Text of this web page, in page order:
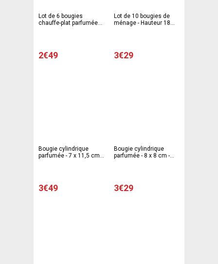
Lot de 6 bougies
chauffe-plat parfumées -
2€49
Lot de 10 bougies de
ménage - Hauteur 18
3€29
Bougie cylindrique
parfumée - 7 x 11,5 cm -
3€49
Bougie cylindrique
parfumée - 8 x 8 cm -
3€29